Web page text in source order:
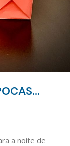
a noite de